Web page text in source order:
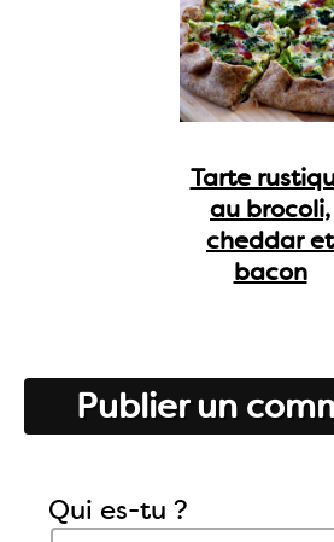
Tarte
au brocoli,
cheddar et
bacon
Publier un
Qui es-tu ?